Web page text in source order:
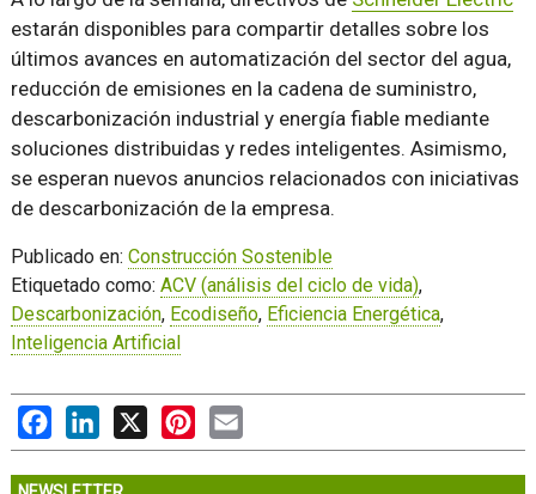
estarán disponibles para compartir detalles sobre los
últimos avances en automatización del sector del agua,
reducción de emisiones en la cadena de suministro,
descarbonización industrial y energía fiable mediante
soluciones distribuidas y redes inteligentes. Asimismo,
se esperan nuevos anuncios relacionados con iniciativas
de descarbonización de la empresa.
Publicado en: Construcción Sostenible
Etiquetado como: ACV (análisis del ciclo de vida),
Descarbonización, Ecodiseño, Eficiencia Energética,
Inteligencia Artificial
FacebookLinkedIn
X PinterestEmail